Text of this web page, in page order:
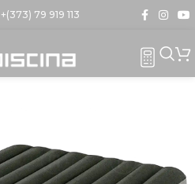
+(373) 79 919 113